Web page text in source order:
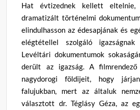
Hat évtizednek kellett
dramatizált történelmi
elindulhasson az édesapjának és
elégtétellel szolgáló
Levéltári dokumentumok
derült az igazság. A
nagydorogi földijeit, hogy
falujukban, mert az általuk
választott dr. Téglásy Géza, az